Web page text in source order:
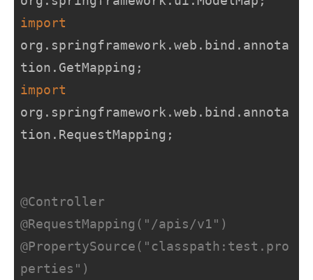
import
org.springframework.web.bind.annota
import
org.springframework.web.bind.annota
tion.RequestMapping;
@Controller
@RequestMapping("/apis/v1")
@PropertySource("classpath:test.pro
perties")